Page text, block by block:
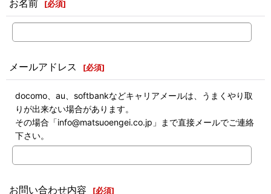
お名前 [必須]
メールアドレス [必須]
docomo、au、softbankなどキャリアメールは、うまくやり取
りが出来ない場合があります。
その場合「info@matsuoengei.co.jp」まで直接メールでご連絡
下さい。
お問い合わせ内容 [必須]